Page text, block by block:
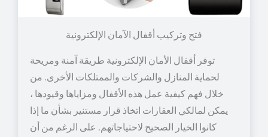
توفر أقفال الأمان الإلكترونية طريقة آمنة ومريحة
لحماية المنازل والشركات والممتلكات الأخرى. من
خلال فهم كيفية عمل هذه الأقفال ومزاياها وقيودها ،
يمكن لمالكي العقارات اتخاذ قرار مستنير بشأن ما إذا
كانوا الخيار الصحيح لاحتياجاتهم. على الرغم من أن